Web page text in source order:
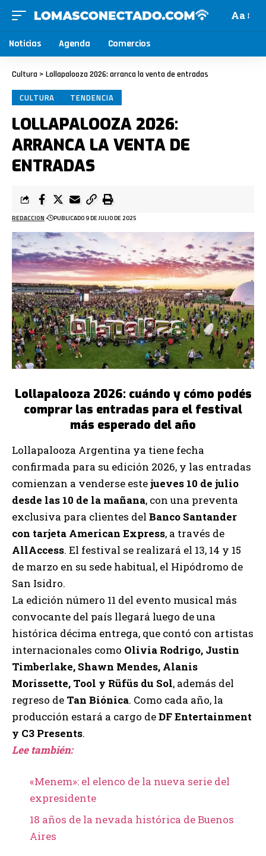
Aa
Noticias Agenda Comercios
Cultura > Lollapalooza 2026: arranca la venta de entradas
CULTURA TENDENCIA
LOLLAPALOOZA 2026:
ARRANCA LA VENTA DE
ENTRADAS
REDACCION PUBLICADO 9 DE JULIO DE 2025
Lollapalooza 2026: cuándo y cómo podés
comprar las entradas para el festival
más esperado del año
Lollapalooza Argentina ya tiene fecha
confirmada para su edición 2026, y las entradas
comienzan a venderse estejueves 10 de julio
desde las 10 de la mañana, con una preventa
exclusiva para clientes del Banco Santander
con tarjeta American Express, a través de
AllAccess. El festival se realizará el 13, 14 y 15
de marzo en su sede habitual, el Hipódromo de
San Isidro.
La edición número 11 del evento musical más
convocante del país llegará luego de una
histórica décima entrega, que contó con artistas
internacionales como Olivia Rodrigo, Justin
Timberlake, Shawn Mendes, Alanis
Morissette, Tool y Rüfüs du Sol, además del
regreso de Tan Biónica. Como cada año, la
producción estará a cargo deDF Entertainment
y C3 Presents.
Lee también:
«Menem»: el elenco de la nueva serie del
expresidente
18 años de la nevada histórica de Buenos
Aires